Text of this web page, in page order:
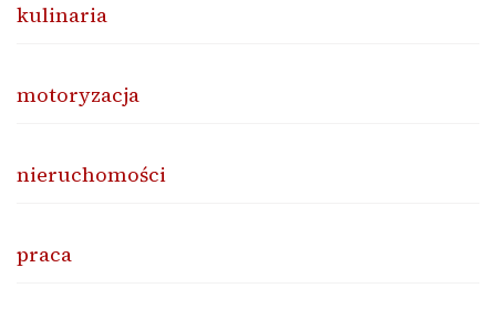
kulinaria
motoryzacja
nieruchomości
praca